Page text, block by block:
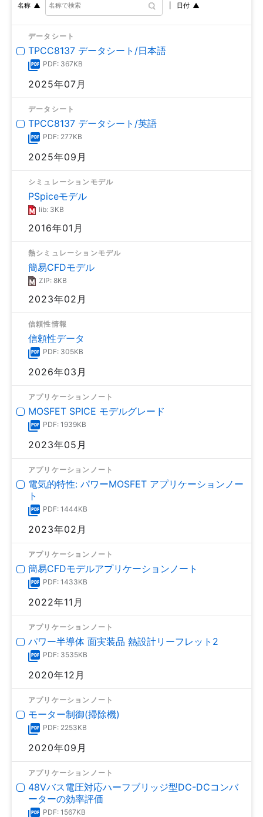
名称 日付
データシート
TPCC8137 データシート/日本語
PDF: 367KB
2025年07月
データシート
TPCC8137 データシート/英語
PDF: 277KB
2025年09月
シミュレーションモデル
PSpiceモデル
lib: 3KB
2016年01月
熱シミュレーションモデル
簡易CFDモデル
ZIP: 8KB
2023年02月
信頼性情報
信頼性データ
PDF: 305KB
2026年03月
アプリケーションノート
MOSFET SPICE モデルグレード
PDF: 1939KB
2023年05月
アプリケーションノート
電気的特性: パワーMOSFET アプリケーションノー
ト
PDF: 1444KB
2023年02月
アプリケーションノート
簡易CFDモデルアプリケーションノート
PDF: 1433KB
2022年11月
アプリケーションノート
パワー半導体 面実装品 熱設計リーフレット2
PDF: 3535KB
2020年12月
アプリケーションノート
モーター制御(掃除機)
PDF: 2253KB
2020年09月
アプリケーションノート
48Vバス電圧対応ハーフブリッジ型DC-DCコンバ
ーターの効率評価
PDF: 1567KB